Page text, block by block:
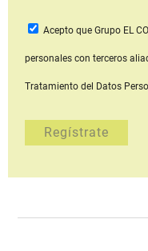
Acepto que Grupo EL
personales con terceros
Tratamiento del Datos